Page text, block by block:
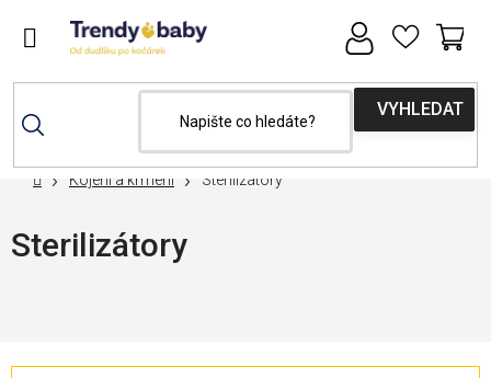
DomůKojení a krmení Sterilizátory
Sterilizátory